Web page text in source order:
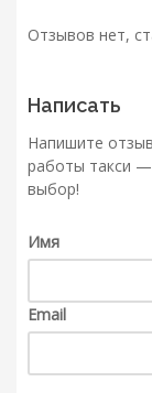
Отзывов нет,
Написать
Напишите
работы такси —
выбор!
Имя
Email